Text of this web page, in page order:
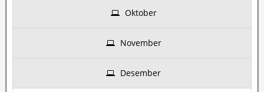
Oktober
November
Desember